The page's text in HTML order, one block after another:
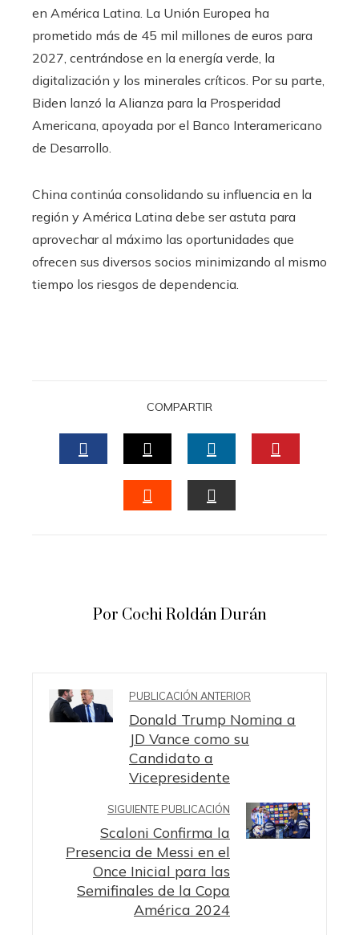
en América Latina. La Unión Europea ha
prometido más de 45 mil millones de euros para
2027, centrándose en la energía verde, la
digitalización y los minerales críticos. Por su parte,
Biden lanzó la Alianza para la Prosperidad
Americana, apoyada por el Banco Interamericano
de Desarrollo.
China continúa consolidando su influencia en la
región y América Latina debe ser astuta para
aprovechar al máximo las oportunidades que
ofrecen sus diversos socios minimizando al mismo
tiempo los riesgos de dependencia.
COMPARTIR
FACEBOOKTWITTERLINKEDIN
Por Cochi Roldán Durán
PUBLICACIÓN ANTERIOR
Donald Trump Nomina a
JD Vance como su
Candidato a
Vicepresidente
SIGUIENTE PUBLICACIÓN
Scaloni Confirma la
Presencia de Messi en el
Once Inicial para las
Semifinales de la Copa
América 2024